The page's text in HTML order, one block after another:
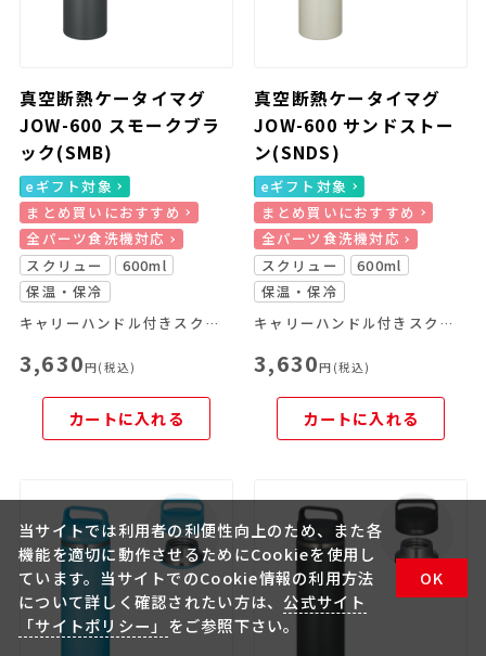
真空断熱ケータイマグ
JOW-600 スモークブラ
ック(SMB)
eギフト対象
まとめ買いにおすすめ
全パーツ食洗機対応
スクリュー
600ml
保温・保冷
キャリーハンドル付きスクリューマグ
3,630円(税込)
カートに入れる
真空断熱ケータイマグ
JOW-600 サンドストー
ン(SNDS)
eギフト対象
まとめ買いにおすすめ
全パーツ食洗機対応
スクリュー
600ml
保温・保冷
キャリーハンドル付きスクリューマグ
3,630円(税込)
カートに入れる
当サイトでは利用者の利便性向上のため、また各
機能を適切に動作させるためにCookieを使用し
ています。当サイトでのCookie情報の利用方法
について詳しく確認されたい方は、 公式サイト
「サイトポリシー」 をご参照下さい。
OK